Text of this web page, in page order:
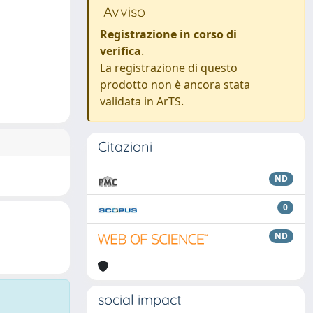
Avviso
Registrazione in corso di
verifica.
La registrazione di questo
prodotto non è ancora stata
validata in ArTS.
Citazioni
ND
0
ND
social impact